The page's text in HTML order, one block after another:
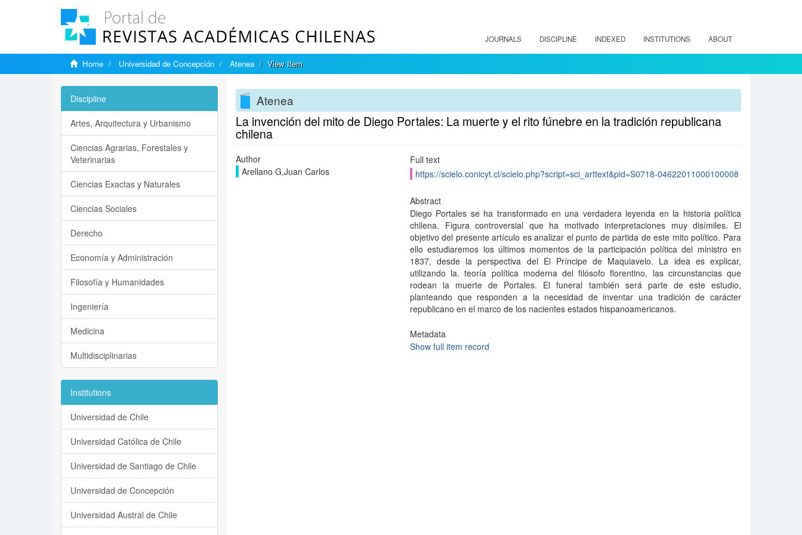
JOURNALS DISCIPLINE INDEXED INSTITUTIONS ABOUT
Home Universidad de Concepción Atenea View Item
Atenea
La invención del mito de Diego Portales: La muerte y el rito fúnebre en la tradición republicana
chilena
Author
Arellano G,Juan Carlos
Full text
https://scielo.conicyt.cl/scielo.php?script=sci_arttext&pid=S0718-04622011000100008
Abstract
Diego Portales se ha transformado en una verdadera leyenda en la historia política
chilena. Figura controversial que ha motivado interpretaciones muy disímiles. El
objetivo del presente artículo es analizar el punto de partida de este mito político. Para
ello estudiaremos los últimos momentos de la participación política del ministro en
1837, desde la perspectiva del El Príncipe de Maquiavelo. La idea es explicar,
utilizando la. teoría política moderna del filósofo florentino, las circunstancias que
rodean la muerte de Portales. El funeral también será parte de este estudio,
planteando que responden a la necesidad de inventar una tradición de carácter
republicano en el marco de los nacientes estados hispanoamericanos.
Metadata
Show full item record
Discipline
Artes, Arquitectura y Urbanismo
Ciencias Agrarias, Forestales y
Veterinarias
Ciencias Exactas y Naturales
Ciencias Sociales
Derecho
Economía y Administración
Filosofía y Humanidades
Ingeniería
Medicina
Multidisciplinarias
Institutions
Universidad de Chile
Universidad Católica de Chile
Universidad de Santiago de Chile
Universidad de Concepción
Universidad Austral de Chile